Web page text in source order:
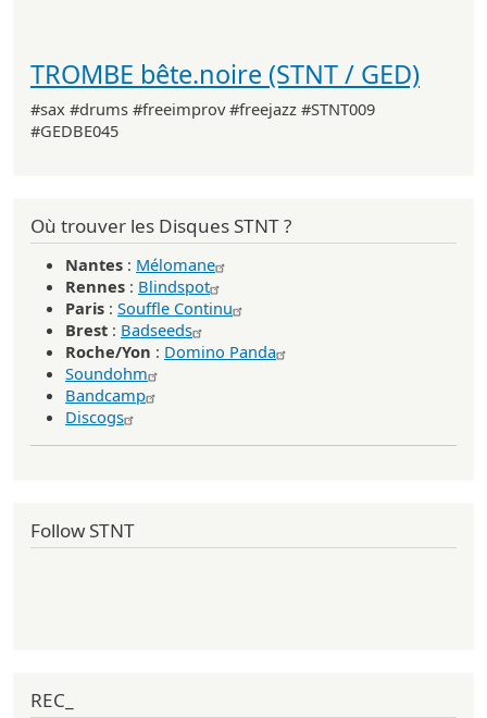
TROMBE bête.noire (STNT / GED)
#sax #drums #freeimprov #freejazz #STNT009
#GEDBE045
Où trouver les Disques STNT ?
Nantes : Mélomane
Rennes : Blindspot
Paris : Souffle Continu
Brest : Badseeds
Roche/Yon : Domino Panda
Soundohm
Bandcamp
Discogs
Follow STNT
REC_